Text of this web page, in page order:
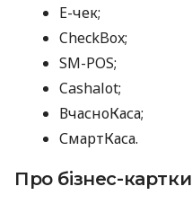
E-чек;
CheckBox;
SM-POS;
Cashalot;
ВчасноКаса;
СмартКаса.
Про бізнес-картки